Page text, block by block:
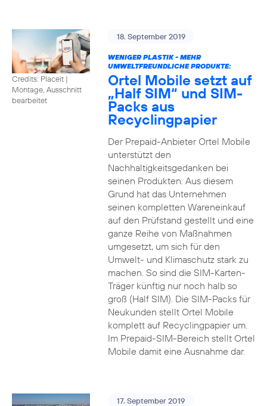
Credits: Placeit |
Montage, Ausschnitt
bearbeitet
18. September 2019
WENIGER PLASTIK - MEHR
UMWELTFREUNDLICHE PRODUKTE:
Ortel Mobile setzt auf
„Half SIM“ und SIM-
Packs aus
Recyclingpapier
Der Prepaid-Anbieter Ortel Mobile
unterstützt den
Nachhaltigkeitsgedanken bei
seinen Produkten. Aus diesem
Grund hat das Unternehmen
seinen kompletten Wareneinkauf
auf den Prüfstand gestellt und eine
ganze Reihe von Maßnahmen
umgesetzt, um sich für den
Umwelt- und Klimaschutz stark zu
machen. So sind die SIM-Karten-
Träger künftig nur noch halb so
groß (Half SIM). Die SIM-Packs für
Neukunden stellt Ortel Mobile
komplett auf Recyclingpapier um.
Im Prepaid-SIM-Bereich stellt Ortel
Mobile damit eine Ausnahme dar.
17. September 2019